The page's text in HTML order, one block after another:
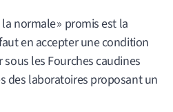
normale » promis est la
en accepter une condition
les Fourches caudines
des laboratoires proposant un